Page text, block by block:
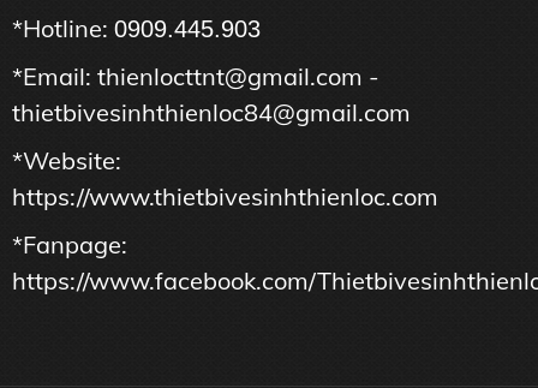
*Hotline: 0909.445.903
*Email: thienlocttnt@gmail.com -
thietbivesinhthienloc84@gmail.com
*Website:
https://www.thietbivesinhthienloc.com
*Fanpage:
https://www.facebook.com/